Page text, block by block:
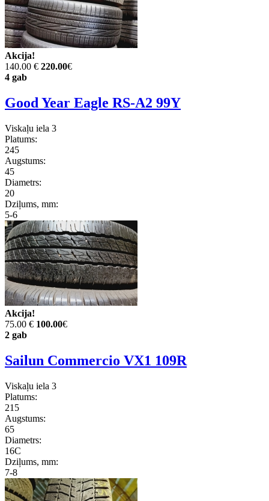
Akcija!
140.00 € 220.00€
4 gab
Good Year Eagle RS-A2 99Y
Viskaļu iela 3
Platums:
245
Augstums:
45
Diametrs:
20
Dziļums, mm:
5-6
Akcija!
75.00 € 100.00€
2 gab
Sailun Commercio VX1 109R
Viskaļu iela 3
Platums:
215
Augstums:
65
Diametrs:
16C
Dziļums, mm:
7-8